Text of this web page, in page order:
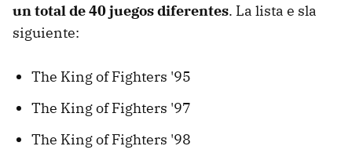
un total de 40 juegos diferentes. La lista e sla
siguiente:
The King of Fighters '95
The King of Fighters '97
The King of Fighters '98